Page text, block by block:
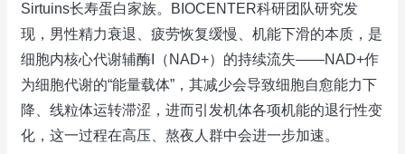
Sirtuins长寿蛋白家族。BIOCENTER科研团队研究发
现，男性精力衰退、疲劳恢复缓慢、机能下滑的本质，是
细胞内核心代谢辅酶I（NAD+）的持续流失——NAD+作
为细胞代谢的“能量载体”，其减少会导致细胞自愈能力下
降、线粒体运转滞涩，进而引发机体各项机能的退行性变
化，这一过程在高压、熬夜人群中会进一步加速。